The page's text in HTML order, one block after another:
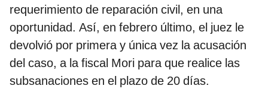
requerimiento de reparación civil, en una
oportunidad. Así, en febrero último, el juez le
devolvió por primera y única vez la acusación
del caso, a la fiscal Mori para que realice las
subsanaciones en el plazo de 20 días.